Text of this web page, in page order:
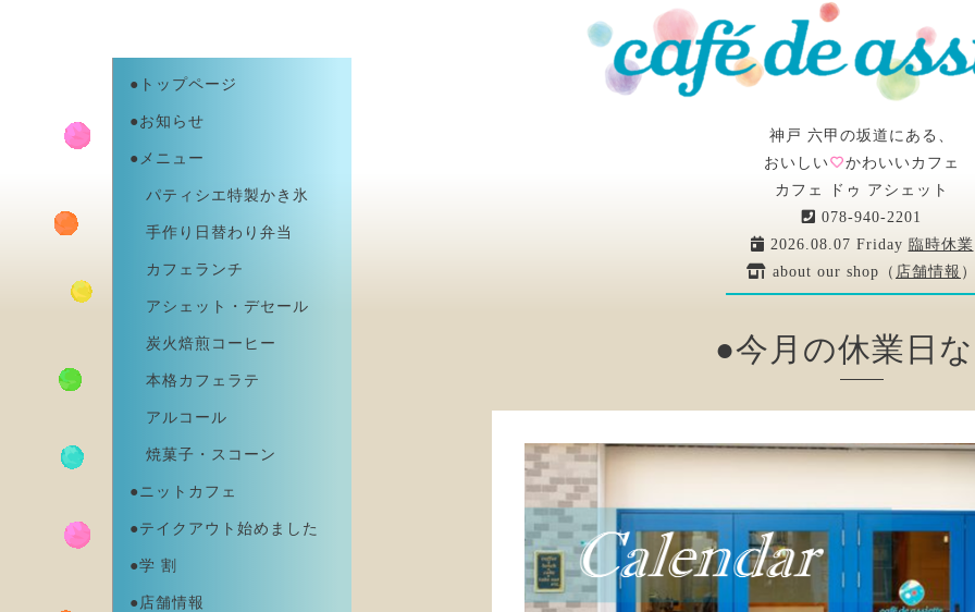
神戸 六甲の坂道にある、
おいしい
かわいいカフェ
カフェ ドゥ アシェット
078-940-2201
2026.08.07 Friday 臨時休業
about our shop（ 店舗情報
●トップページ
●お知らせ
●メニュー
パティシエ特製かき氷
手作り日替わり弁当
カフェランチ
アシェット・デセール
炭火焙煎コーヒー
本格カフェラテ
アルコール
焼菓子・スコーン
●ニットカフェ
●テイクアウト始めました
●学 割
●店舗情報
●今月の休業日